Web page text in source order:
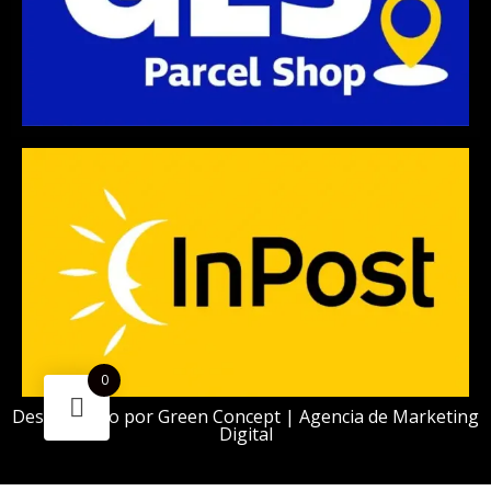
Desarrollado porGreen Concept | Agencia de Marketing
Digital
0